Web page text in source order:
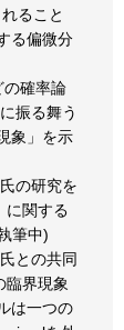
ること
る偏微分
の確率論
振る舞う
象」を示
の研究を
に関する
筆中)
との共同
臨界現象
は一つの